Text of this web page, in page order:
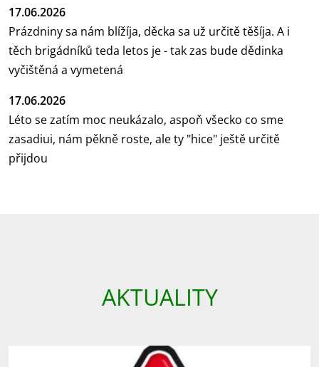
17.06.2026
Prázdniny sa nám blížíja, děcka sa už určitě těšíja. A i
těch brigádníků teda letos je - tak zas bude dědinka
vyčištěná a vymetená
17.06.2026
Léto se zatím moc neukázalo, aspoň všecko co sme
zasadiui, nám pěkně roste, ale ty "hice" ještě určitě
přijdou
AKTUALITY